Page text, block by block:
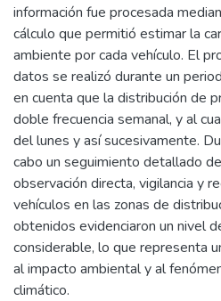
información fue procesada
cálculo que permitió estimar la
ambiente por cada vehículo. El
datos se realizó durante un
en cuenta que la distribución de
doble frecuencia semanal, y al
del lunes y así sucesivamente.
cabo un seguimiento detallado
observación directa, vigilancia y
vehículos en las zonas de
obtenidos evidenciaron un nivel
considerable, lo que representa
al impacto ambiental y al
climático.